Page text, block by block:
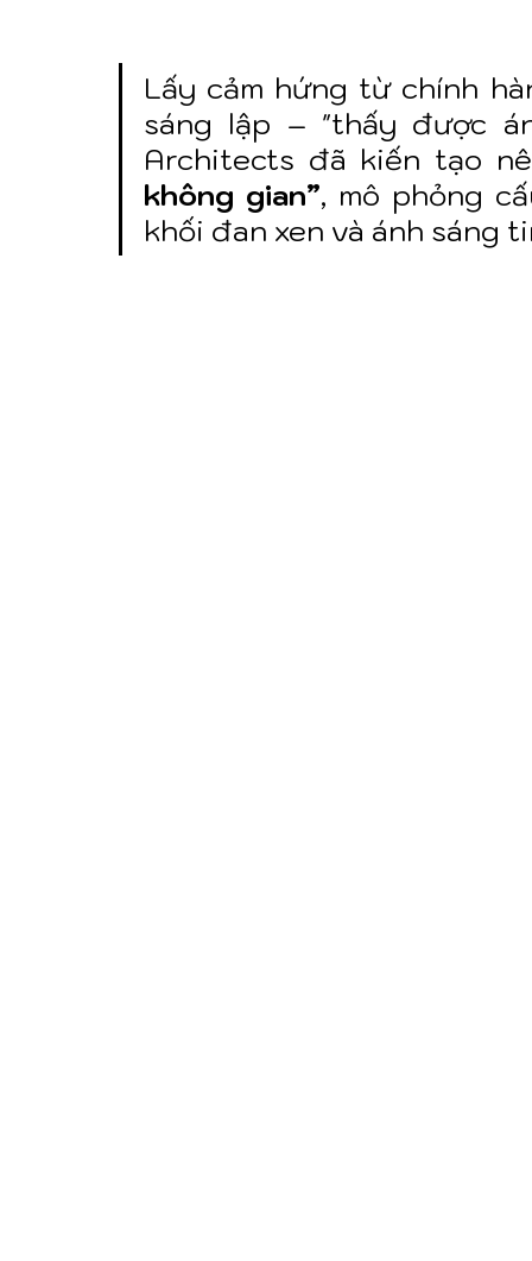
Lấy cảm hứng từ chính
sáng lập – "thấy được
Architects đã kiến tạo
không gian”, mô phỏng
khối đan xen và ánh sáng